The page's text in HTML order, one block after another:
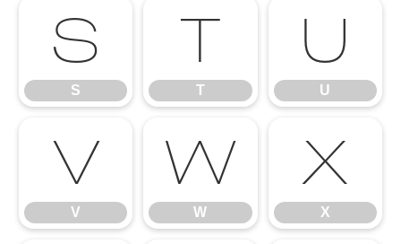
S
S
T
T
U
U
V
V
W
W
X
X